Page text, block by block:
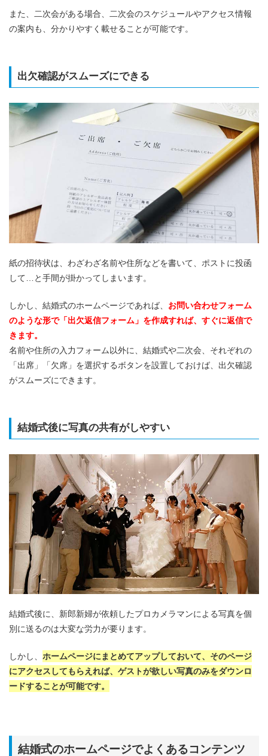
また、二次会がある場合、二次会のスケジュールやアクセス情報
の案内も、分かりやすく載せることが可能です。
出欠確認がスムーズにできる
紙の招待状は、わざわざ名前や住所などを書いて、ポストに投函
して…と手間が掛かってしまいます。
しかし、結婚式のホームページであれば、 お問い合わせフォーム
のような形で「出欠返信フォーム」を作成すれば、すぐに返信で
きます。
名前や住所の入力フォーム以外に、結婚式や二次会、それぞれの
「出席」「欠席」を選択するボタンを設置しておけば、出欠確認
がスムーズにできます。
結婚式後に写真の共有がしやすい
結婚式後に、新郎新婦が依頼したプロカメラマンによる写真を個
別に送るのは大変な労力が要ります。
しかし、 ホームページにまとめてアップしておいて、そのページ
にアクセスしてもらえれば、ゲストが欲しい写真のみをダウンロ
ードすることが可能です。
結婚式のホームページでよくあるコンテンツ